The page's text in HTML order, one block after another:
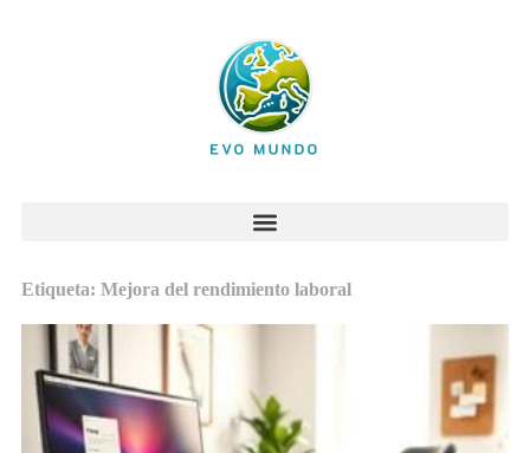
Etiqueta: Mejora del rendimiento laboral